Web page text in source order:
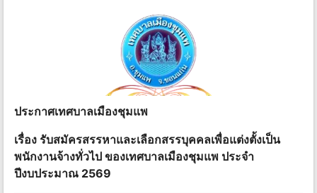
ประกาศเทศบาลเมืองชุมแพ
เรื่อง รับสมัครสรรหาและเลือกสรรบุคคลเพื่อแต่งตั้งเป็น
พนักงานจ้างทั่วไป ของเทศบาลเมืองชุมแพ ประจํา
ปีงบประมาณ 2569